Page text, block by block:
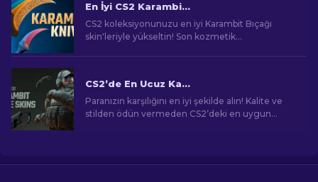
En İyi CS2 Karambit Bıçağı Skin'leri
CS2 koleksiyonunuzu en iyi Karambit Bıçağı
skin'leriyle yükseltin! Son kozmetik
CS2’de En Ucuz Karambit Bıçak Kaplamaları [2026]
Paranızın karşılığını en iyi şekilde alın! Kalite ve
stilden ödün vermeden CS2’deki en uygun